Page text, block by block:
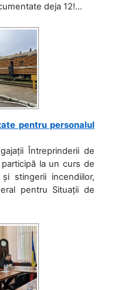
deja 12!...
pentru personalul
Întreprinderii de
participă la un curs de
stingerii incendiilor,
pentru Situații de